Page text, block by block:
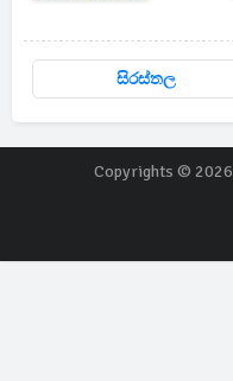
සිරස්තල
Copyrights © 2026